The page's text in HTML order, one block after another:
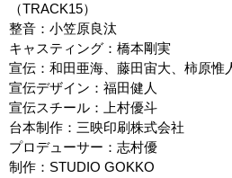
（TRACK15）
整音：小笠原良汰
キャスティング：橋本剛実
宣伝：和田亜海、藤田宙大、柿原惟
宣伝デザイン：福田健人
宣伝スチール：上村優斗
台本制作：三映印刷株式会社
プロデューサー：志村優
制作：STUDIO GOKKO